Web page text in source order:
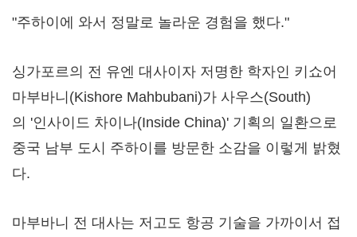
"주하이에 와서 정말로 놀라운 경험을 했다."
싱가포르의 전 유엔 대사이자 저명한 학자인 키쇼어
마부바니(Kishore Mahbubani)가 사우스(South)
의 '인사이드 차이나(Inside China)' 기획의 일환으로
중국 남부 도시 주하이를 방문한 소감을 이렇게 밝혔
다.
마부바니 전 대사는 저고도 항공 기술을 가까이서 접